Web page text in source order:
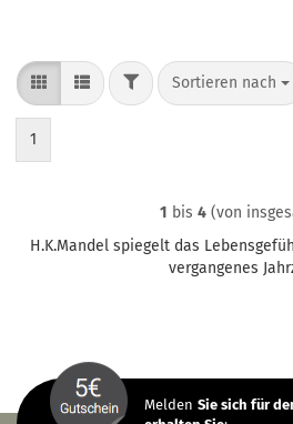
FILTERSortieren nach
Sortieren nach
1
1 bis 4(von
H.K.Mandel spiegelt das
vergangenes
Melden Sie sich für